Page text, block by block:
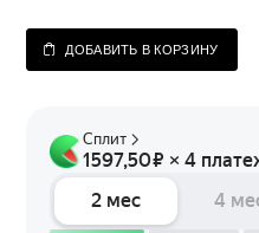
ДОБАВИТЬ В КОРЗИНУ